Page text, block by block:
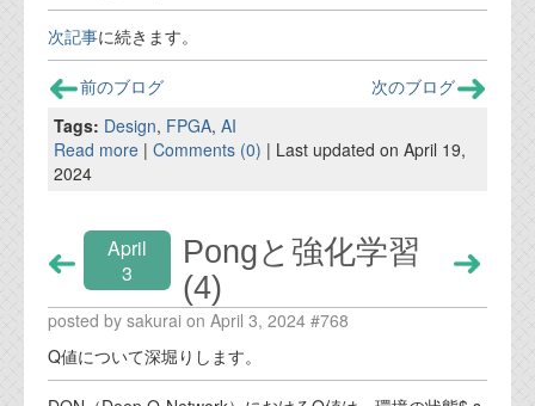
次記事に続きます。
前のブログ
次のブログ
Tags: Design, FPGA, AI
Read more | Comments (0) | Last updated on April 19,
2024
April
3
Pongと強化学習
(4)
posted by sakurai on April 3, 2024 #768
Q値について深堀りします。